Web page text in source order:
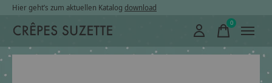
Hier geht’s zum aktuellen Katalog download
0items